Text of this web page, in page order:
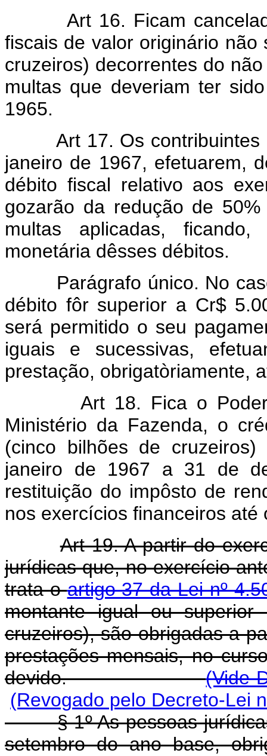
Art 16. Ficam
fiscais de valor originário
cruzeiros) decorrentes do
multas que deveriam ter
1965.
Art 17. Os
janeiro de 1967, efetuarem,
débito fiscal relativo aos
gozarão da redução de
multas aplicadas,
monetária dêsses débitos.
Parágrafo único. No caso
débito fôr superior a Cr$
será permitido o seu
iguais e sucessivas,
prestação, obrigatòriamente,
Art 18. Fica o
Ministério da Fazenda, o
(cinco bilhões de
janeiro de 1967 a 31 de
restituição do impôsto de
nos exercícios financeiros até
Art 19. A partir do
jurídicas que, no exercício
trata oartigo 37 da Lei nº
montante igual ou
cruzeiros), são obrigadas a
prestações mensais, no
devido.(Vide
(Revogado pelo Decreto-Lei
§ 1º As pessoas jurídicas
setembro do ano base,